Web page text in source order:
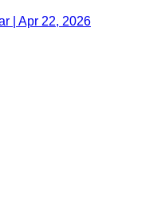
| Apr 22, 2026